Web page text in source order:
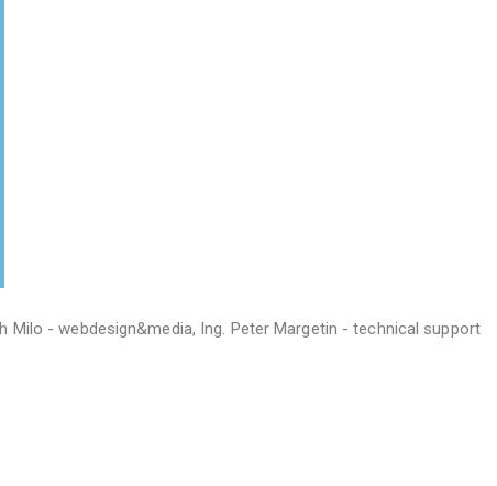
Milo - webdesign&media, Ing. Peter Margetin - technical support